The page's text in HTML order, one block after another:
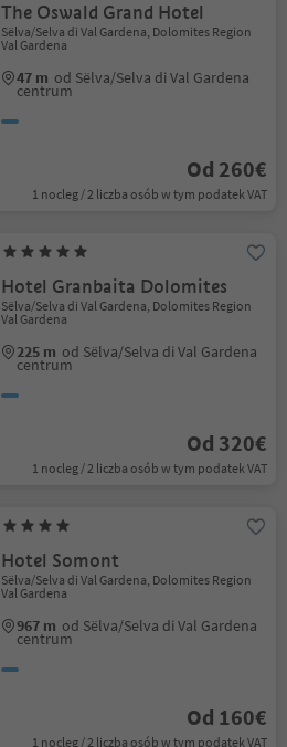
The Oswald Grand Hotel
Sëlva/Selva di Val Gardena, Dolomites Region
Val Gardena
47 m od Sëlva/Selva di Val Gardena
centrum
Od 260€
1 nocleg / 2 liczba osób w tym podatek VAT
Hotel Granbaita Dolomites
Sëlva/Selva di Val Gardena, Dolomites Region
Val Gardena
225 m od Sëlva/Selva di Val Gardena
centrum
Od 320€
1 nocleg / 2 liczba osób w tym podatek VAT
Hotel Somont
Sëlva/Selva di Val Gardena, Dolomites Region
Val Gardena
967 m od Sëlva/Selva di Val Gardena
centrum
Od 160€
1 nocleg / 2 liczba osób w tym podatek VAT